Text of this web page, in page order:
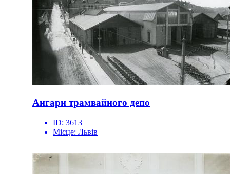
Ангари трамвайного депо
ID: 3613
Місце: Львів